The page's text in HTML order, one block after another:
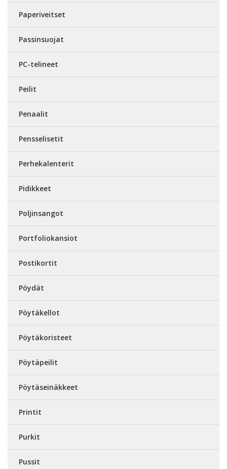
Paperiveitset
Passinsuojat
PC-telineet
Peilit
Penaalit
Pensselisetit
Perhekalenterit
Pidikkeet
Poljinsangot
Portfoliokansiot
Postikortit
Pöydät
Pöytäkellot
Pöytäkoristeet
Pöytäpeilit
Pöytäseinäkkeet
Printit
Purkit
Pussit